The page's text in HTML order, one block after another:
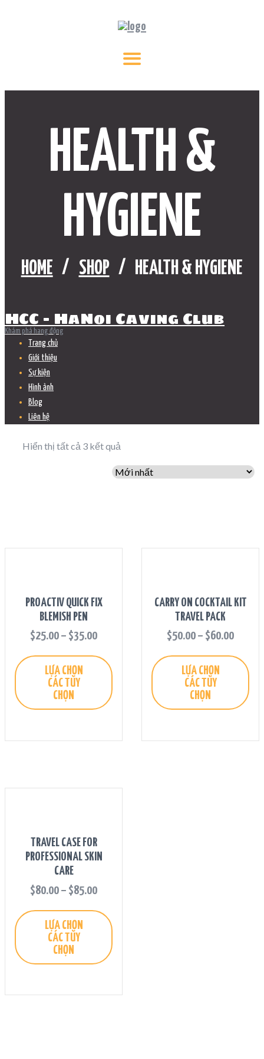
HEALTH &
HYGIENE
HOME SHOP HEALTH & HYGIENE
HCC - HaNoi Caving Club
Khám phá hang động
Trang chủ
Giới thiệu
Sự kiện
Hình ảnh
Blog
Liên hệ
Hiển thị tất cả 3 kết quả
PROACTIV QUICK FIX
BLEMISH PEN
$25.00 – $35.00
LỰA CHỌN
CÁC TÙY
CHỌN
CARRY ON COCKTAIL KIT
TRAVEL PACK
$50.00 – $60.00
LỰA CHỌN
CÁC TÙY
CHỌN
TRAVEL CASE FOR
PROFESSIONAL SKIN
CARE
$80.00 – $85.00
LỰA CHỌN
CÁC TÙY
CHỌN